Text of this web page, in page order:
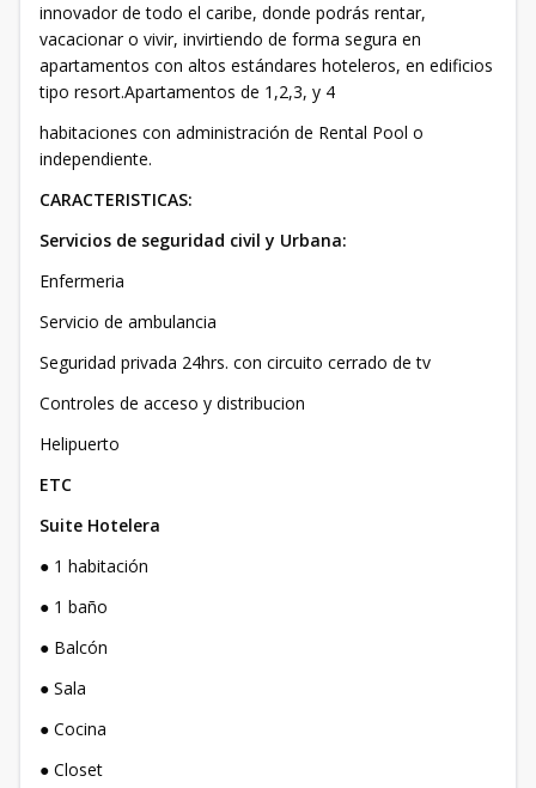
innovador de todo el caribe, donde podrás rentar,
vacacionar o vivir, invirtiendo de forma segura en
apartamentos con altos estándares hoteleros, en edificios
tipo resort.Apartamentos de 1,2,3, y 4
habitaciones con administración de Rental Pool o
independiente.
CARACTERISTICAS:
Servicios de seguridad civil y Urbana:
Enfermeria
Servicio de ambulancia
Seguridad privada 24hrs. con circuito cerrado de tv
Controles de acceso y distribucion
Helipuerto
ETC
Suite Hotelera
● 1 habitación
● 1 baño
● Balcón
● Sala
● Cocina
● Closet